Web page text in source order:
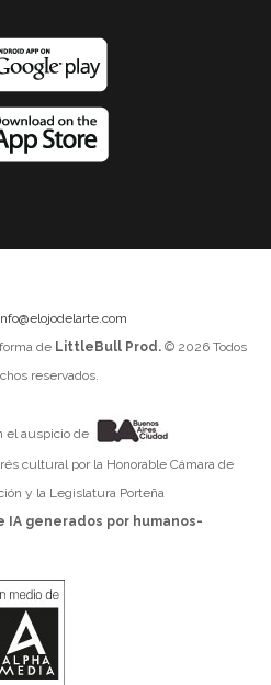
de LittleBull Prod.© 2026 Todos
reservados.
el auspicio de
cultural por la Honorable Cámara de
y la Legislatura Porteña
IA generados por humanos-